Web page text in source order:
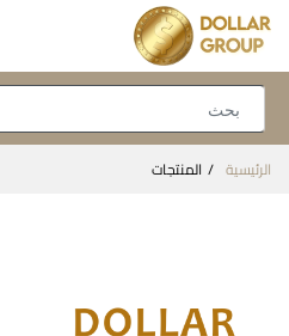
الرئيسية المنتجات